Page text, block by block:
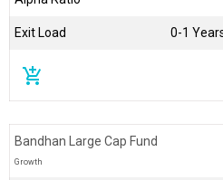
Exit Load 0-1
add_shopping_cart
Bandhan Large Cap Fund
Growth